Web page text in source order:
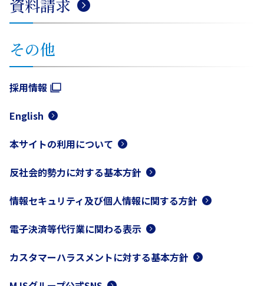
資料請求
その他
採用情報
English
本サイトの利用について
反社会的勢力に対する基本方針
情報セキュリティ及び個人情報に関する方針
電子決済等代行業に関わる表示
カスタマーハラスメントに対する基本方針